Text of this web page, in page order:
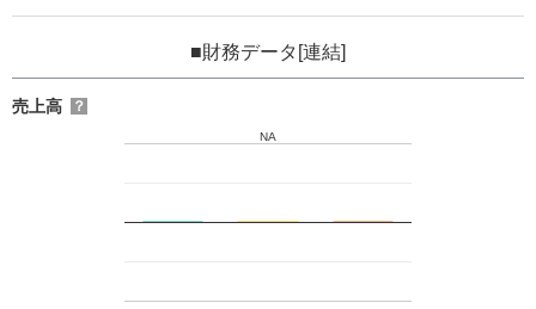
■財務データ[連結]
売上高 ？
NA